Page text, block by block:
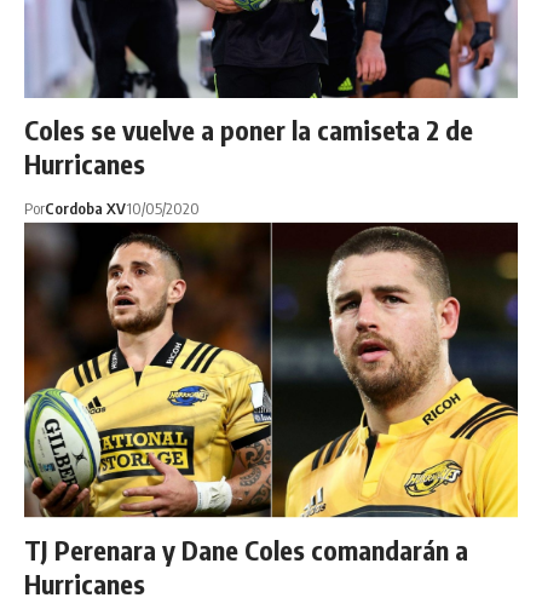
Coles se vuelve a poner la camiseta 2 de
Hurricanes
PorCordoba XV10/05/2020
TJ Perenara y Dane Coles comandarán a
Hurricanes